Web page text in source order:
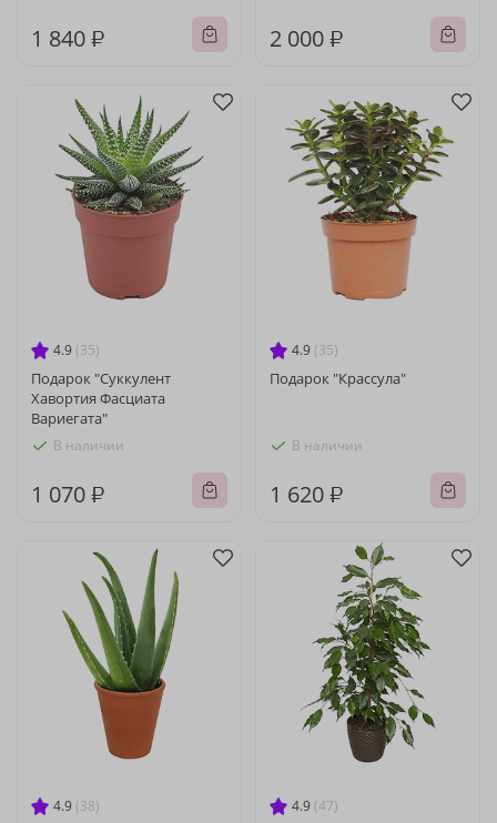
1 840 ₽ 2 000 ₽
4.9 (35)
Подарок "Суккулент
Хавортия Фасциата
Вариегата"
В наличии
1 070 ₽
4.9 (35)
Подарок "Крассула"
В наличии
1 620 ₽
4.9 (38) 4.9 (47)